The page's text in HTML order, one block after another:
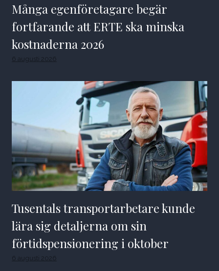
Många egenföretagare begär
fortfarande att ERTE ska minska
kostnaderna 2026
6 augusti 2026
Tusentals transportarbetare kunde
lära sig detaljerna om sin
förtidspensionering i oktober
6 augusti 2026